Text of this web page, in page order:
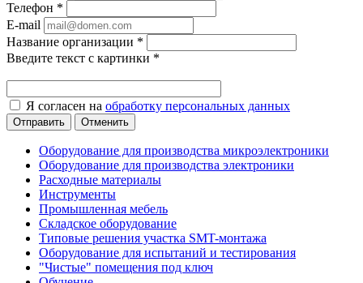
Телефон *
E-mail
Название организации *
Введите текст с картинки *
Я согласен на обработку персональных данных
Отменить
Оборудование для производства микроэлектроники
Оборудование для производства электроники
Расходные материалы
Инструменты
Промышленная мебель
Складское оборудование
Типовые решения участка SMT-монтажа
Оборудование для испытаний и тестирования
"Чистые" помещения под ключ